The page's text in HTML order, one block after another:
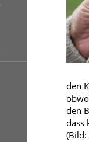
Schmerz- und
den
den
dass